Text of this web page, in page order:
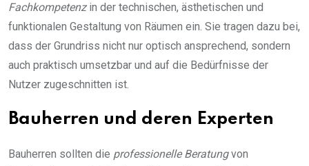
Fachkompetenzin der technischen, ästhetischen und
funktionalen Gestaltung von Räumen ein. Sie tragen dazu bei,
dass der Grundriss nicht nur optisch ansprechend, sondern
auch praktisch umsetzbar und auf die Bedürfnisse der
Nutzer zugeschnitten ist.
Bauherren und deren Experten
Bauherren sollten die professionelle Beratungvon